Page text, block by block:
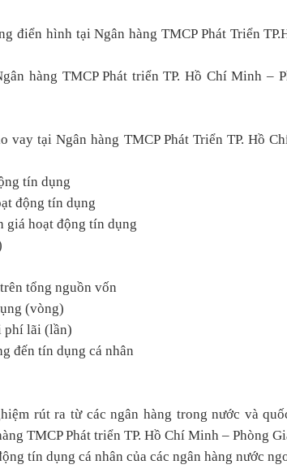
điển hình tại Ngân hàng TMCP Phát Triển
hàng TMCP Phát triển TP. Hồ Chí Minh –
vay tại Ngân hàng TMCP Phát Triển TP. Hồ
tín dụng
động tín dụng
giá hoạt động tín dụng
tổng nguồn vốn
(vòng)
phí lãi (lần)
đến tín dụng cá nhân
rút ra từ các ngân hàng trong nước và
TMCP Phát triển TP. Hồ Chí Minh – Phòng
tín dụng cá nhân của các ngân hàng nước